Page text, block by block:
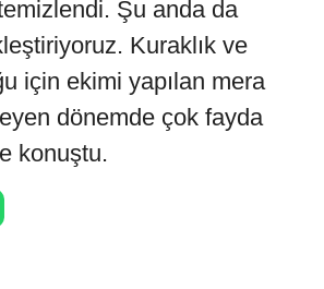
Şu anda da
Kuraklık ve
için ekimi yapılan mera
dönemde çok fayda
konuştu.